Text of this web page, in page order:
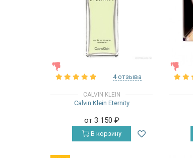
4 отзыва
CALVIN KLEIN
Calvin Klein Eternity
от 3 150 ₽
В корзину